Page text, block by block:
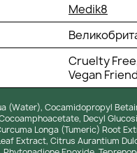
Medik8
Cruelty
Vegan
(Water), Cocamidopropyl
Decyl
Longa (Tumeric) Root
Extract, Citrus Aurantium